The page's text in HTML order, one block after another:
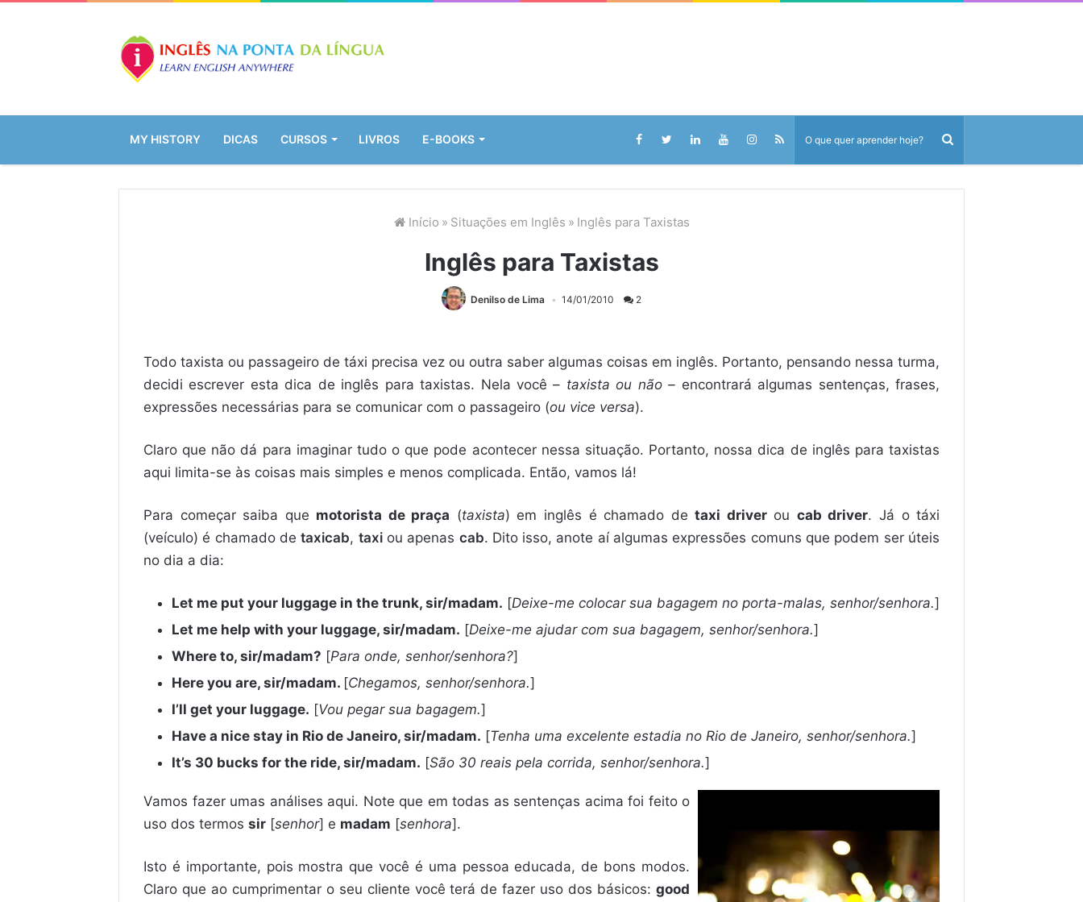
MY HISTORY DICAS CURSOS LIVROS E-BOOKS
Início » Situações em Inglês » Inglês para Taxistas
Inglês para Taxistas
Denilso de Lima 14/01/2010 2
Todo taxista ou passageiro de táxi precisa vez ou outra saber algumas coisas em inglês. Portanto, pensando nessa turma,
decidi escrever esta dica de inglês para taxistas. Nela você – taxista ou não – encontrará algumas sentenças, frases,
expressões necessárias para se comunicar com o passageiro (ou vice versa).
Claro que não dá para imaginar tudo o que pode acontecer nessa situação. Portanto, nossa dica de inglês para taxistas
aqui limita-se às coisas mais simples e menos complicada. Então, vamos lá!
Para começar saiba que motorista de praça (taxista) em inglês é chamado detaxi driverou cab driver. Já o táxi
(veículo) é chamado detaxicab, taxiou apenas cab. Dito isso, anote aí algumas expressões comuns que podem ser úteis
no dia a dia:
Let me put your luggage in the trunk, sir/madam. [Deixe-me colocar sua bagagem no porta-malas, senhor/senhora.]
Let me help with your luggage, sir/madam. [Deixe-me ajudar com sua bagagem, senhor/senhora.]
Where to, sir/madam? [Para onde, senhor/senhora?]
Here you are, sir/madam. [Chegamos, senhor/senhora.]
I’ll get your luggage. [Vou pegar sua bagagem.]
Have a nice stay in Rio de Janeiro, sir/madam. [Tenha uma excelente estadia no Rio de Janeiro, senhor/senhora.]
It’s 30 bucks for the ride, sir/madam. [São 30 reais pela corrida, senhor/senhora.]
Vamos fazer umas análises aqui. Note que em todas as sentenças acima foi feito o
uso dos termos sir [senhor] e madam [senhora].
Isto é importante, pois mostra que você é uma pessoa educada, de bons modos.
Claro que ao cumprimentar o seu cliente você terá de fazer uso dos básicos: good